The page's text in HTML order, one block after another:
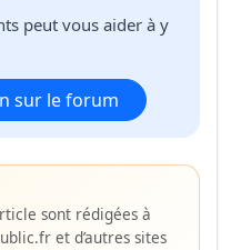
peut vous aider à y
sur le forum
sont rédigées à
et d’autres sites